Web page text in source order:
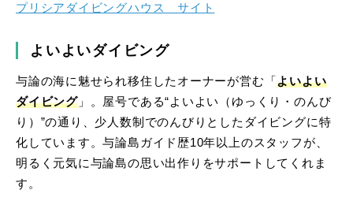
プリシアダイビングハウス サイト
よいよいダイビング
与論の海に魅せられ移住したオーナーが営む「よいよい
ダイビング」。屋号である“よいよい（ゆっくり・のんび
り）”の通り、少人数制でのんびりとしたダイビングに特
化しています。与論島ガイド歴10年以上のスタッフが、
明るく元気に与論島の思い出作りをサポートしてくれま
す。